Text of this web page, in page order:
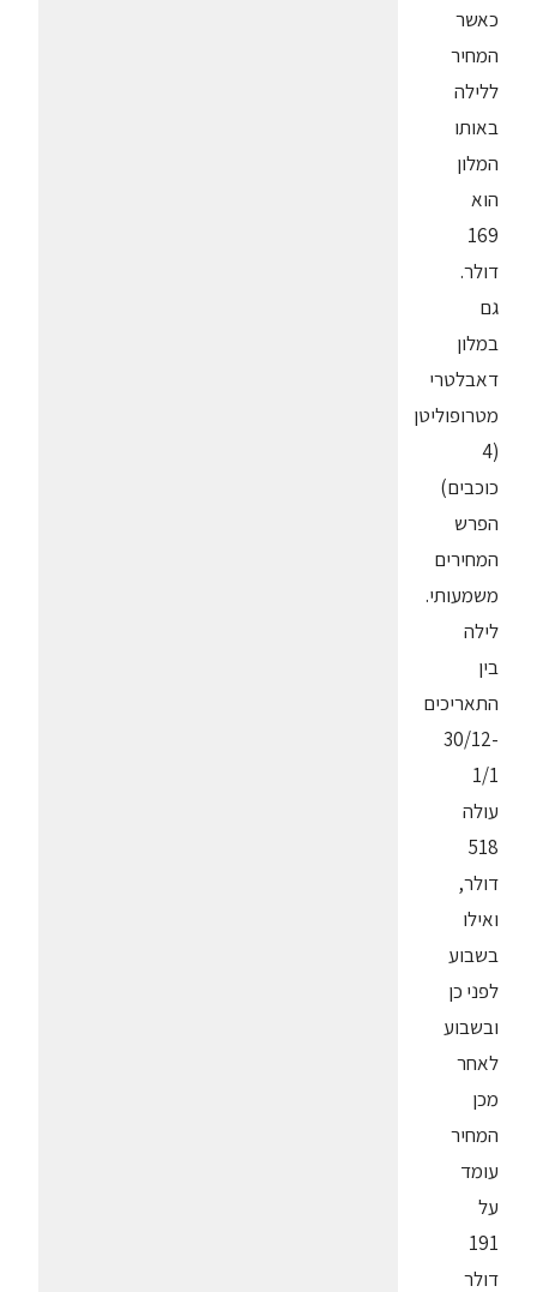
כאשר
המחיר
ללילה
באותו
המלון
הוא
169
דולר.
גם
במלון
דאבלטרי
מטרופוליטן
(4
כוכבים)
הפרש
המחירים
משמעותי.
לילה
בין
התאריכים
30/12-
1/1
עולה
518
דולר,
ואילו
בשבוע
לפני כן
ובשבוע
לאחר
מכן
המחיר
עומד
על
191
דולר